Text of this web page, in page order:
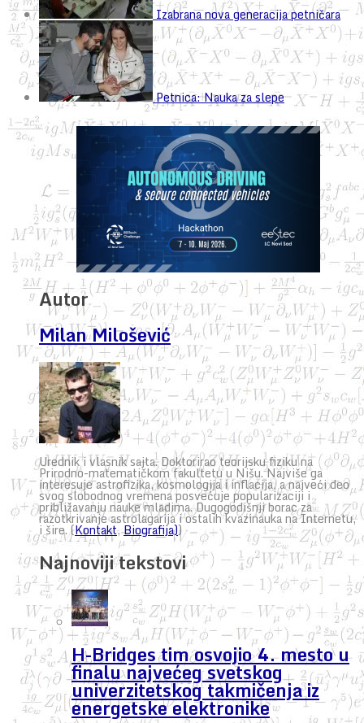
Izabrana nova generacija petničara
Petnica: Nauka za slepe
Autor
Milan Milošević
Urednik i vlasnik sajta. Doktorirao teorijsku fiziku na
Prirodno-matematičkom fakultetu u Nišu. Najviše ga
interesuje astrofizika, kosmologija i inflacija, a najveći deo
svog slobodnog vremena posvećuje popularizaciji i
približavanju nauke mladima. Dugogodišnji borac za
razotkrivanje astrolagarija i ostalih kvazinauka na Internetu,
i šire. (Kontakt,Biografija))
Najnoviji tekstovi
H-Bridges tim osvojio 4. mesto u
finalu najvećeg svetskog
univerzitetskog takmičenja iz
energetske elektronike